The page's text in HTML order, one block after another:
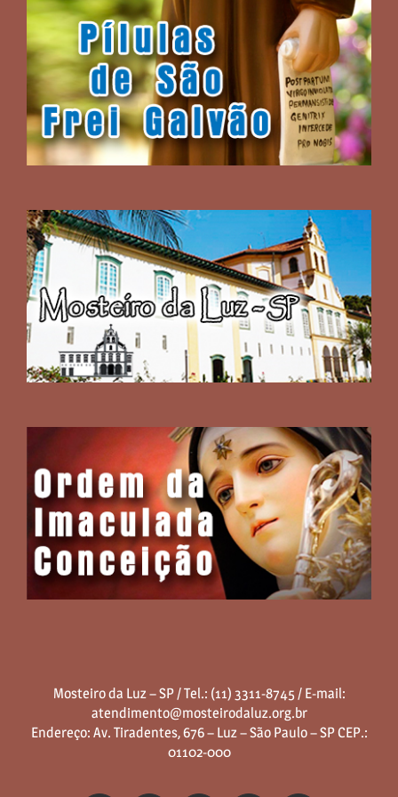
Mosteiro da Luz – SP / Tel.: (11) 3311-8745 / E-mail:
atendimento@mosteirodaluz.org.br
Endereço: Av. Tiradentes, 676 – Luz – São Paulo – SP CEP.:
01102-000